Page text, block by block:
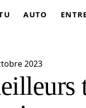
AUTO
2023